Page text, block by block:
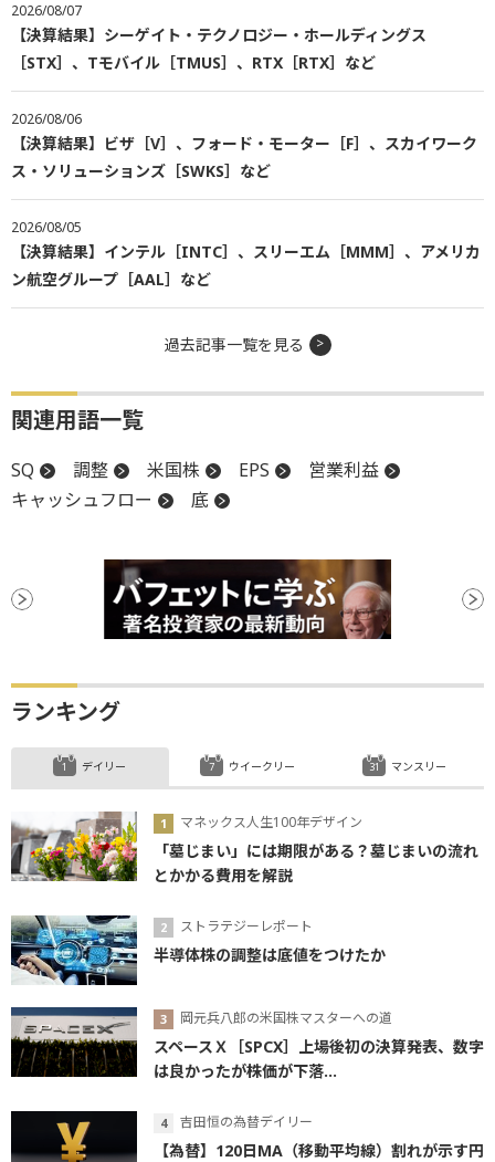
2026/08/07
【決算結果】シーゲイト・テクノロジー・ホールディングス
［STX］、Tモバイル［TMUS］、RTX［RTX］など
2026/08/06
【決算結果】ビザ［V］、フォード・モーター［F］、スカイワーク
ス・ソリューションズ［SWKS］など
2026/08/05
【決算結果】インテル［INTC］、スリーエム［MMM］、アメリカ
ン航空グループ［AAL］など
過去記事一覧を見る
関連用語一覧
SQ 調整 米国株 EPS
営業利益
キャッシュフロー
底
ランキング
デイリー
マネックス人生100年デザイン
「墓じまい」には期限がある？墓じまいの流れ
とかかる費用を解説
ストラテジーレポート
半導体株の調整は底値をつけたか
岡元兵八郎の米国株マスターへの道
スペースＸ［SPCX］上場後初の決算発表、数字
は良かったが株価が下落...
吉田恒の為替デイリー
【為替】120日MA（移動平均線）割れが示す円
ウイークリー マンスリー